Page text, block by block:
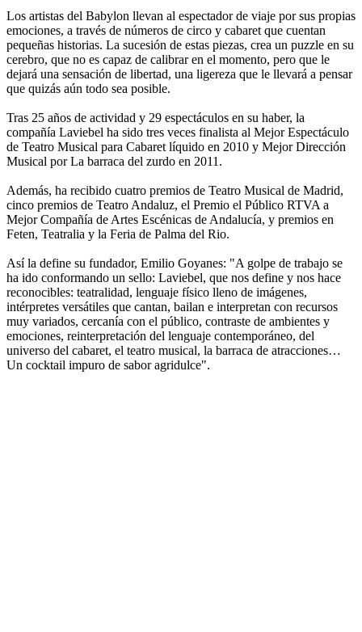
Los artistas del Babylon llevan al espectador de viaje por sus propias
emociones, a través de números de circo y cabaret que cuentan
pequeñas historias. La sucesión de estas piezas, crea un puzzle en su
cerebro, que no es capaz de calibrar en el momento, pero que le
dejará una sensación de libertad, una ligereza que le llevará a pensar
que quizás aún todo sea posible.
Tras 25 años de actividad y 29 espectáculos en su haber, la
compañía Laviebel ha sido tres veces finalista al Mejor Espectáculo
de Teatro Musical para Cabaret líquido en 2010 y Mejor Dirección
Musical por La barraca del zurdo en 2011.
Además, ha recibido cuatro premios de Teatro Musical de Madrid,
cinco premios de Teatro Andaluz, el Premio el Público RTVA a
Mejor Compañía de Artes Escénicas de Andalucía, y premios en
Feten, Teatralia y la Feria de Palma del Rio.
Así la define su fundador, Emilio Goyanes: "A golpe de trabajo se
ha ido conformando un sello: Laviebel, que nos define y nos hace
reconocibles: teatralidad, lenguaje físico lleno de imágenes,
intérpretes versátiles que cantan, bailan e interpretan con recursos
muy variados, cercanía con el público, contraste de ambientes y
emociones, reinterpretación del lenguaje contemporáneo, del
universo del cabaret, el teatro musical, la barraca de atracciones…
Un cocktail impuro de sabor agridulce".